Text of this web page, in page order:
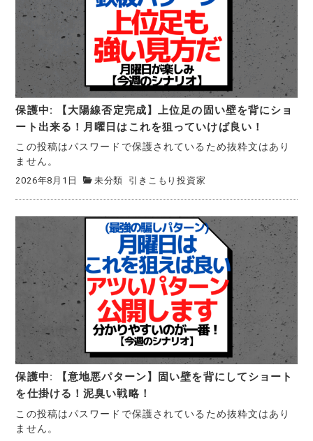
保護中: 【大陽線否定完成】上位足の固い壁を背にショ
ート出来る！月曜日はこれを狙っていけば良い！
この投稿はパスワードで保護されているため抜粋文はあり
ません。
2026年8月1日 未分類 引きこもり投資家
保護中: 【意地悪パターン】固い壁を背にしてショート
を仕掛ける！泥臭い戦略！
この投稿はパスワードで保護されているため抜粋文はあり
ません。